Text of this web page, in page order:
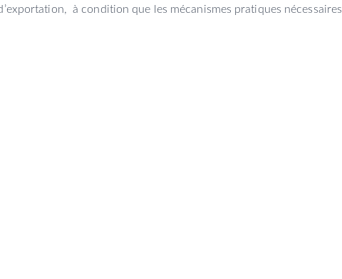
à condition que les mécanismes pratiques nécessaires